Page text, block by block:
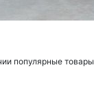
популярные